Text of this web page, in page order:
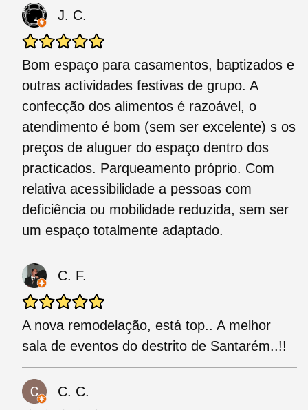
J. C.
Bom espaço para casamentos, baptizados e
outras actividades festivas de grupo. A
confecção dos alimentos é razoável, o
atendimento é bom (sem ser excelente) s os
preços de aluguer do espaço dentro dos
practicados. Parqueamento próprio. Com
relativa acessibilidade a pessoas com
deficiência ou mobilidade reduzida, sem ser
um espaço totalmente adaptado.
C. F.
A nova remodelação, está top.. A melhor
sala de eventos do destrito de Santarém..!!
C. C.